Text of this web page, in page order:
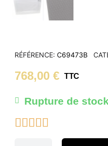
RÉFÉRENCE C69473B
768,00 € TTC
Rupture de
